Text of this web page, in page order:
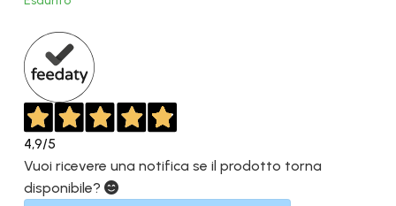
4,9/5
Vuoi ricevere una notifica se il prodotto torna
disponibile?